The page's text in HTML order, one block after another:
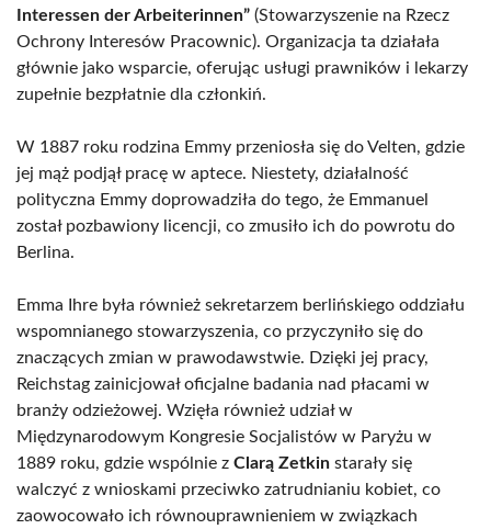
Interessen der Arbeiterinnen” (Stowarzyszenie na Rzecz
Ochrony Interesów Pracownic). Organizacja ta działała
głównie jako wsparcie, oferując usługi prawników i lekarzy
zupełnie bezpłatnie dla członkiń.
W 1887 roku rodzina Emmy przeniosła się do Velten, gdzie
jej mąż podjął pracę w aptece. Niestety, działalność
polityczna Emmy doprowadziła do tego, że Emmanuel
został pozbawiony licencji, co zmusiło ich do powrotu do
Berlina.
Emma Ihre była również sekretarzem berlińskiego oddziału
wspomnianego stowarzyszenia, co przyczyniło się do
znaczących zmian w prawodawstwie. Dzięki jej pracy,
Reichstag zainicjował oficjalne badania nad płacami w
branży odzieżowej. Wzięła również udział w
Międzynarodowym Kongresie Socjalistów w Paryżu w
1889 roku, gdzie wspólnie z Clarą Zetkin starały się
walczyć z wnioskami przeciwko zatrudnianiu kobiet, co
zaowocowało ich równouprawnieniem w związkach